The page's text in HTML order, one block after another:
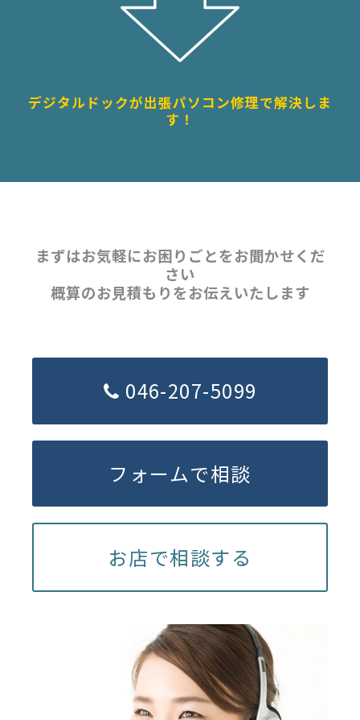
デジタルドックが出張パソコン修理で解決しま
す！
まずはお気軽にお困りごとをお聞かせくだ
さい
概算のお見積もりをお伝えいたします
046-207-5099
フォームで相談
お店で相談する